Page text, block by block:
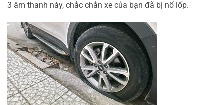
3 âm thanh này, chắc chắn xe của bạn đã bị nổ lốp.